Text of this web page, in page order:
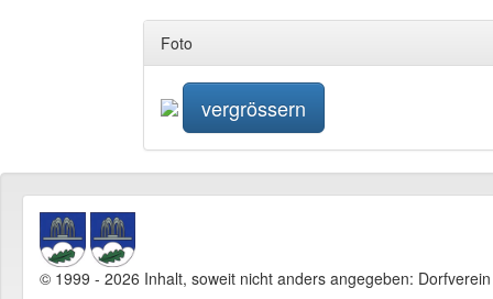
Foto
vergrössern
© 1999 - 2026 Inhalt, soweit nicht anders angegeben: